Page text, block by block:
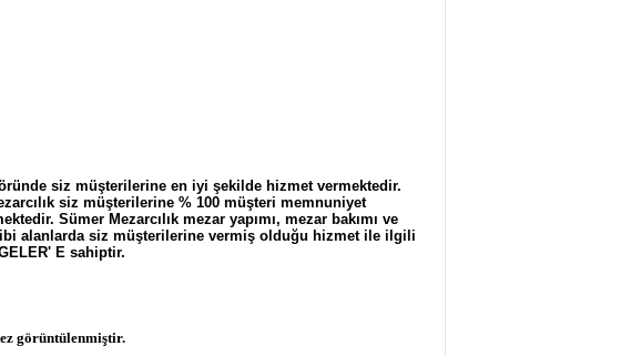
siz müşterilerine en iyi şekilde hizmet vermektedir.
siz müşterilerine % 100 müşteri memnuniyet
Sümer Mezarcılık mezar yapımı, mezar bakımı ve
alanlarda siz müşterilerine vermiş olduğu hizmet ile ilgili
E sahiptir.
görüntülenmiştir.